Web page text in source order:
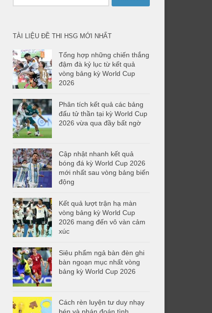
TÀI LIỆU ĐỀ THI HSG MỚI NHẤT
Tổng hợp những chiến thắng
đậm đà kỷ lục từ kết quả
vòng bảng kỳ World Cup
2026
Phân tích kết quả các bảng
đấu tử thần tại kỳ World Cup
2026 vừa qua đầy bất ngờ
Cập nhật nhanh kết quả
bóng đá kỳ World Cup 2026
mới nhất sau vòng bảng biến
động
Kết quả lượt trận hạ màn
vòng bảng kỳ World Cup
2026 mang đến vô vàn cảm
xúc
Siêu phẩm ngả bàn đèn ghi
bàn ngoạn mục nhất vòng
bảng kỳ World Cup 2026
Cách rèn luyện tư duy nhạy
bén và phán đoán tình